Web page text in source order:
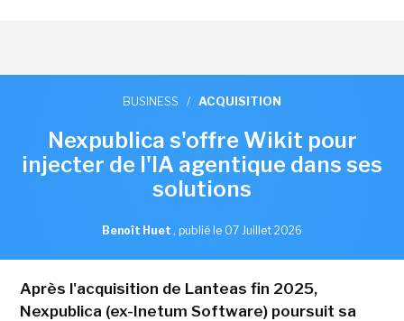
BUSINESS / ACQUISITION
Nexpublica s'offre Wikit pour
injecter de l'IA agentique dans ses
solutions
Benoît Huet , publié le 07 Juillet 2026
Après l'acquisition de Lanteas fin 2025,
Nexpublica (ex-Inetum Software) poursuit sa